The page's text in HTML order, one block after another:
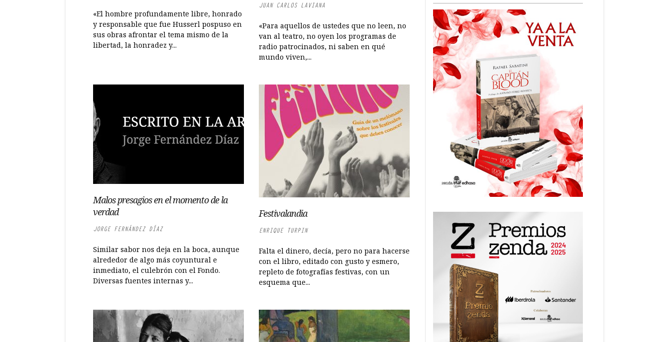
«El hombre profundamente libre, honrado
y responsable que fue Husserl pospuso en
sus obras afrontar el tema mismo de la
libertad, la honradez y...
JUAN CARLOS LAVIANA
«Para aquellos de ustedes que no leen, no
van al teatro, no oyen los programas de
radio patrocinados, ni saben en qué
mundo viven,...
Malos presagios en el momento de la
verdad
JORGE FERNÁNDEZ DÍAZ
Similar sabor nos deja en la boca, aunque
alrededor de algo más coyuntural e
inmediato, el culebrón con el Fondo.
Diversas fuentes internas y...
Festivalandia
ENRIQUE TURPIN
Falta el dinero, decía, pero no para hacerse
con el libro, editado con gusto y esmero,
repleto de fotografías festivas, con un
esquema que...